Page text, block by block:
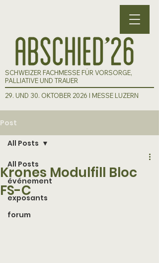
SCHWEIZER FACHMESSE FÜR VORSORGE,
PALLIATIVE UND TRAUER
29. UND 30. OKTOBER 2026 I MESSE LUZERN
Post
All Posts
événement
exposants
forum
All Posts
Krones Modulfill Bloc
FS-C